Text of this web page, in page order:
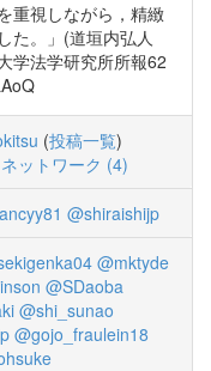
重視しながら，精緻
た。」(道垣内弘人
学法学研究所所報62
(投稿一覧)
ットワーク (4)
@shiraishijp
@mktyde
@SDaoba
@shi_sunao
@gojo_fraulein18